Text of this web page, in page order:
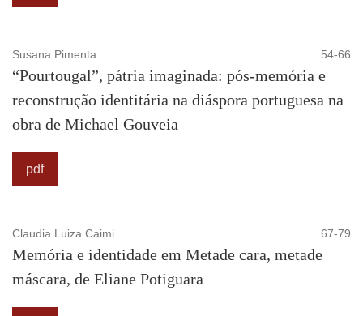
Susana Pimenta 54-66
“Pourtougal”, pátria imaginada: pós-memória e
reconstrução identitária na diáspora portuguesa na
obra de Michael Gouveia
pdf
Claudia Luiza Caimi 67-79
Memória e identidade em Metade cara, metade
máscara, de Eliane Potiguara